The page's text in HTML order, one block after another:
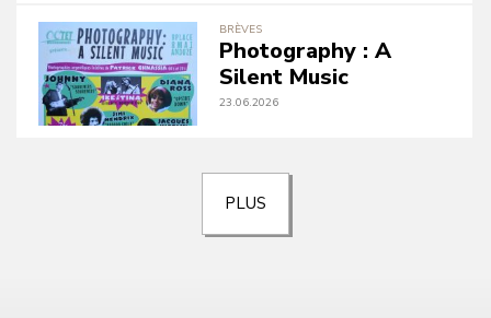
BRÈVES
Photography : A
Silent Music
23.06.2026
PLUS